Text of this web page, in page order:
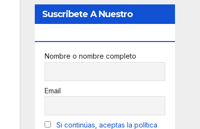
Suscribete A Nuestro
Nombre o nombre completo
Email
Si continúas, aceptas la política